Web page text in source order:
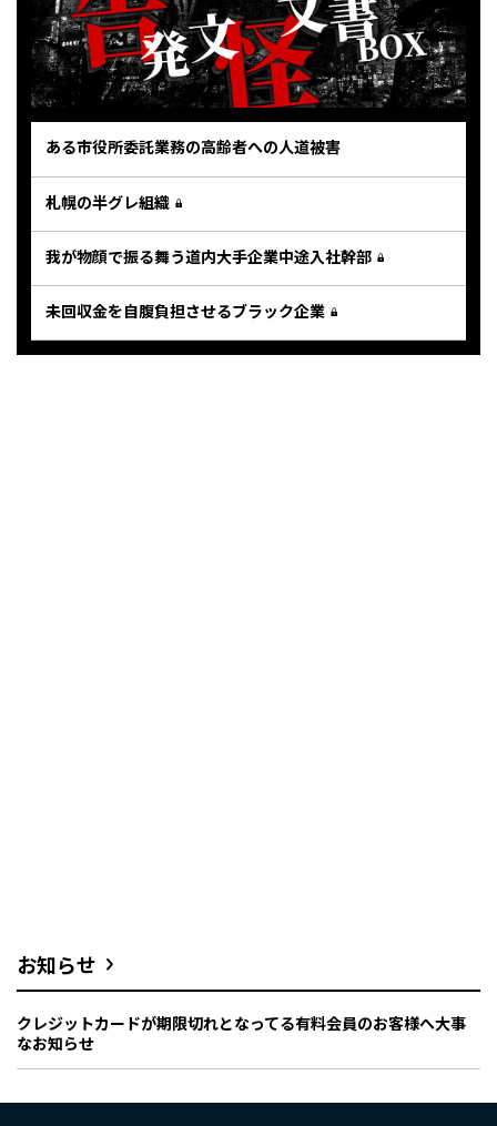
ある市役所委託業務の高齢者への人道被害
札幌の半グレ組織
我が物顔で振る舞う道内大手企業中途入社幹部
未回収金を自腹負担させるブラック企業
お知らせ
クレジットカードが期限切れとなってる有料会員のお客様へ大事
なお知らせ